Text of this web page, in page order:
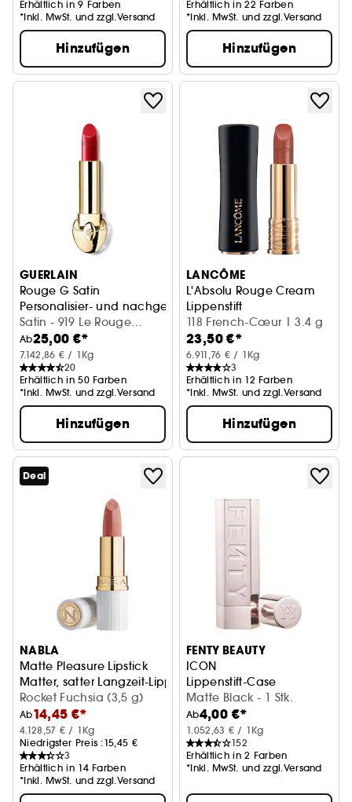
Erhältlich in 9 Farben
*Inkl. MwSt. und zzgl.Versand
Hinzufügen
Erhältlich in 22 Farben
*Inkl. MwSt. und zzgl.Versand
Hinzufügen
GUERLAIN
Rouge G Satin
Personalisier- und nachgefüllbarer Pflege-Lippenstift
Satin - 919 Le Rouge
Cassis (3,5g)
Ab25,00 €*
7.142,86 € / 1Kg
20
Erhältlich in 50 Farben
*Inkl. MwSt. und zzgl.Versand
Hinzufügen
LANCÔME
L'Absolu Rouge Cream
Lippenstift
118 French-Cœur | 3.4 g
23,50 €*
6.911,76 € / 1Kg
3
Erhältlich in 12 Farben
*Inkl. MwSt. und zzgl.Versand
Hinzufügen
Deal
NABLA
Matte Pleasure Lipstick
Matter, satter Langzeit-Lippenstift
Rocket Fuchsia (3,5 g)
Ab14,45 €*
4.128,57 € / 1Kg
Niedrigster Preis :15,45 €
3
Erhältlich in 14 Farben
*Inkl. MwSt. und zzgl.Versand
FENTY BEAUTY
ICON
Lippenstift-Case
Matte Black - 1 Stk.
Ab4,00 €*
1.052,63 € / 1Kg
152
Erhältlich in 2 Farben
*Inkl. MwSt. und zzgl.Versand